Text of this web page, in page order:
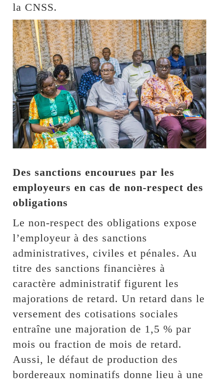
la CNSS.
Des sanctions encourues par les
employeurs en cas de non-respect des
obligations
Le non-respect des obligations expose
l’employeur à des sanctions
administratives, civiles et pénales. Au
titre des sanctions financières à
caractère administratif figurent les
majorations de retard. Un retard dans le
versement des cotisations sociales
entraîne une majoration de 1,5 % par
mois ou fraction de mois de retard.
Aussi, le défaut de production des
bordereaux nominatifs donne lieu à une